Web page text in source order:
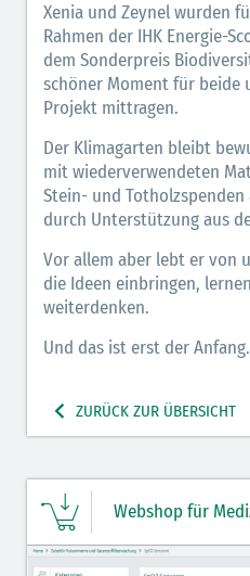
Xenia und Zeynel wurden
Rahmen der IHK Energie-
dem Sonderpreis
schöner Moment für beide
Projekt mittragen.
Der Klimagarten bleibt
mit wiederverwendeten
Stein- und
durch Unterstützung aus
Vor allem aber lebt er von
die Ideen einbringen,
weiterdenken.
Und das ist erst der Anfang.
ZURÜCK ZUR ÜBERSICHT
Webshop für